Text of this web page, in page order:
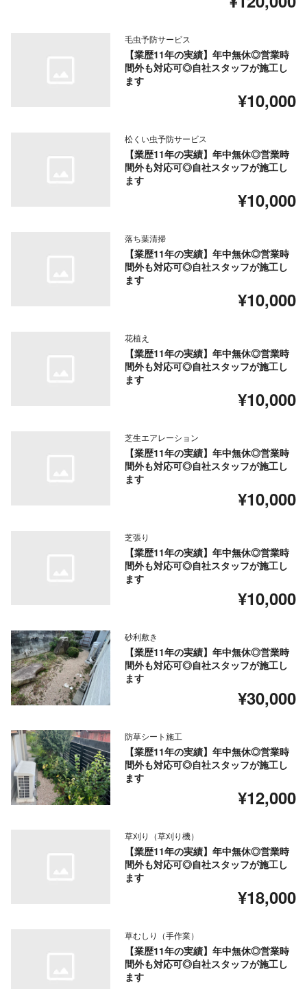
毛虫予防サービス
【業歴11年の実績】年中無休◎営業時
間外も対応可◎自社スタッフが施工し
ます
¥10,000
松くい虫予防サービス
【業歴11年の実績】年中無休◎営業時
間外も対応可◎自社スタッフが施工し
ます
¥10,000
落ち葉清掃
【業歴11年の実績】年中無休◎営業時
間外も対応可◎自社スタッフが施工し
ます
¥10,000
花植え
【業歴11年の実績】年中無休◎営業時
間外も対応可◎自社スタッフが施工し
ます
¥10,000
芝生エアレーション
【業歴11年の実績】年中無休◎営業時
間外も対応可◎自社スタッフが施工し
ます
¥10,000
芝張り
【業歴11年の実績】年中無休◎営業時
間外も対応可◎自社スタッフが施工し
ます
¥10,000
砂利敷き
【業歴11年の実績】年中無休◎営業時
間外も対応可◎自社スタッフが施工し
ます
¥30,000
防草シート施工
【業歴11年の実績】年中無休◎営業時
間外も対応可◎自社スタッフが施工し
ます
¥12,000
草刈り（草刈り機）
【業歴11年の実績】年中無休◎営業時
間外も対応可◎自社スタッフが施工し
ます
¥18,000
草むしり（手作業）
【業歴11年の実績】年中無休◎営業時
間外も対応可◎自社スタッフが施工し
ます